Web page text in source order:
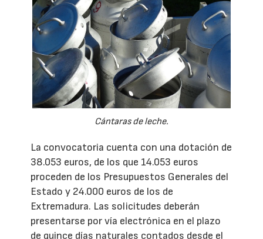
Cántaras de leche.
La convocatoria cuenta con una dotación de
38.053 euros, de los que 14.053 euros
proceden de los Presupuestos Generales del
Estado y 24.000 euros de los de
Extremadura. Las solicitudes deberán
presentarse por vía electrónica en el plazo
de quince días naturales contados desde el